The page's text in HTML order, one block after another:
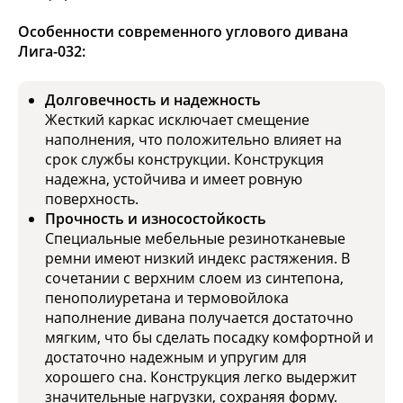
Особенности современного углового дивана
Лига-032:
Долговечность и надежность
Жесткий каркас исключает смещение
наполнения, что положительно влияет на
срок службы конструкции. Конструкция
надежна, устойчива и имеет ровную
поверхность.
Прочность и износостойкость
Специальные мебельные резинотканевые
ремни имеют низкий индекс растяжения. В
сочетании с верхним слоем из синтепона,
пенополиуретана и термовойлока
наполнение дивана получается достаточно
мягким, что бы сделать посадку комфортной и
достаточно надежным и упругим для
хорошего сна. Конструкция легко выдержит
значительные нагрузки, сохраняя форму.